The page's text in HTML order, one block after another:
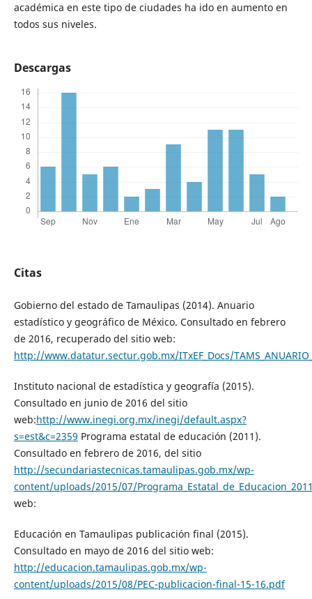
académica en este tipo de ciudades ha ido en aumento en
todos sus niveles.
Descargas
Citas
Gobierno del estado de Tamaulipas (2014). Anuario
estadístico y geográfico de México. Consultado en febrero
de 2016, recuperado del sitio web:
http://www.datatur.sectur.gob.mx/ITxEF_Docs/
Instituto nacional de estadística y geografía (2015).
Consultado en junio de 2016 del sitio
web:http://www.inegi.org.mx/inegi/default.aspx?
s=est&c=2359 Programa estatal de educación (2011).
Consultado en febrero de 2016, del sitio
http://secundariastecnicas.tamaulipas.gob.mx/wp-
content/uploads/2015/07/
web:
Educación en Tamaulipas publicación final (2015).
Consultado en mayo de 2016 del sitio web:
http://educacion.tamaulipas.gob.mx/wp-
content/uploads/2015/08/PEC-publicacion-final-15-16.pdf